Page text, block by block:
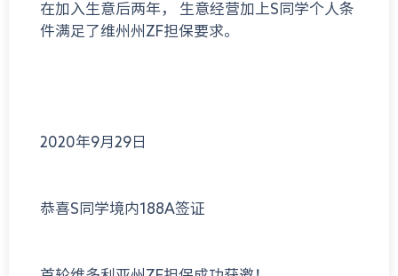
在加入生意后两年， 生意经营加上S同学个人条
件满足了维州州ZF担保要求。
2020年9月29日
恭喜S同学境内188A签证